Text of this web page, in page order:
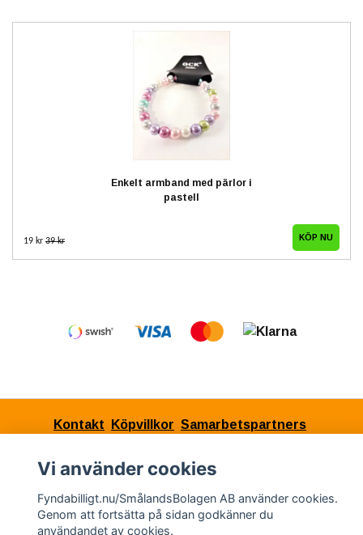
Enkelt armband med pärlor i
pastell
19 kr 39 kr
Kontakt Köpvillkor Samarbetspartners
© Copyright 2026 Fyndabilligt.nu/SmålandsBolagen
AB
Vi använder cookies
Fyndabilligt.nu/SmålandsBolagen AB använder cookies.
Genom att fortsätta på sidan godkänner du
användandet av cookies.